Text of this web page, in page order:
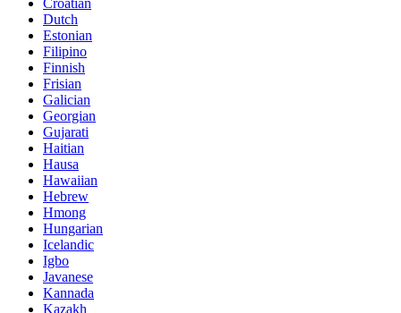
Croatian
Dutch
Estonian
Filipino
Finnish
Frisian
Galician
Georgian
Gujarati
Haitian
Hausa
Hawaiian
Hebrew
Hmong
Hungarian
Icelandic
Igbo
Javanese
Kannada
Kazakh